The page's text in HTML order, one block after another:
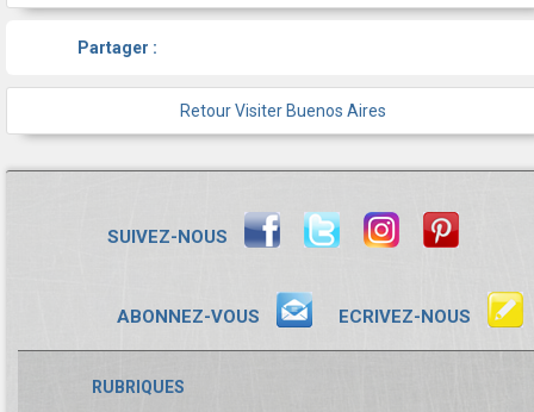
Partager :
Retour Visiter Buenos Aires
SUIVEZ-NOUS
ABONNEZ-VOUS ECRIVEZ-NOUS
RUBRIQUES